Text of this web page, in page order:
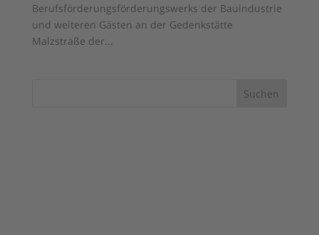
Berufsförderungsförderungswerks der Bauindustrie
und weiteren Gästen an der Gedenkstätte
Malzstraße der...
Suchen